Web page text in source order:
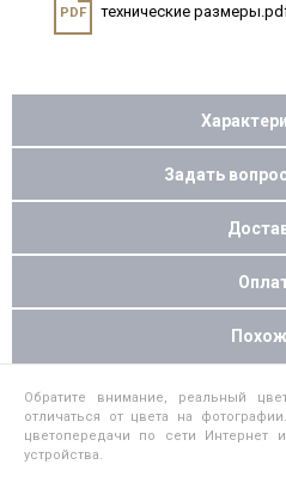
PDF технические
Задать
Обратите внимание, реальный
отличаться от цвета на
цветопередачи по сети Интернет
устройства.